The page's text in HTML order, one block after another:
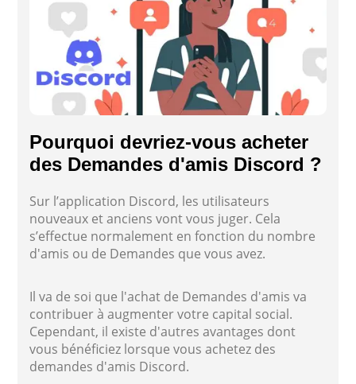
Pourquoi devriez-vous acheter
des Demandes d'amis Discord ?
Sur l’application Discord, les utilisateurs
nouveaux et anciens vont vous juger. Cela
s’effectue normalement en fonction du nombre
d'amis ou de Demandes que vous avez.
Il va de soi que l'achat de Demandes d'amis va
contribuer à augmenter votre capital social.
Cependant, il existe d'autres avantages dont
vous bénéficiez lorsque vous achetez des
demandes d'amis Discord.